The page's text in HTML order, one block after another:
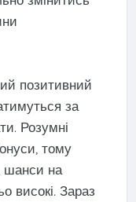
позитивний
за
Розумні
тому
шанси на
високі. Зараз